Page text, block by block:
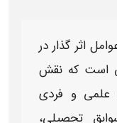
اثر گذار در
است که نقش
علمی و فردی
تحصیلی،